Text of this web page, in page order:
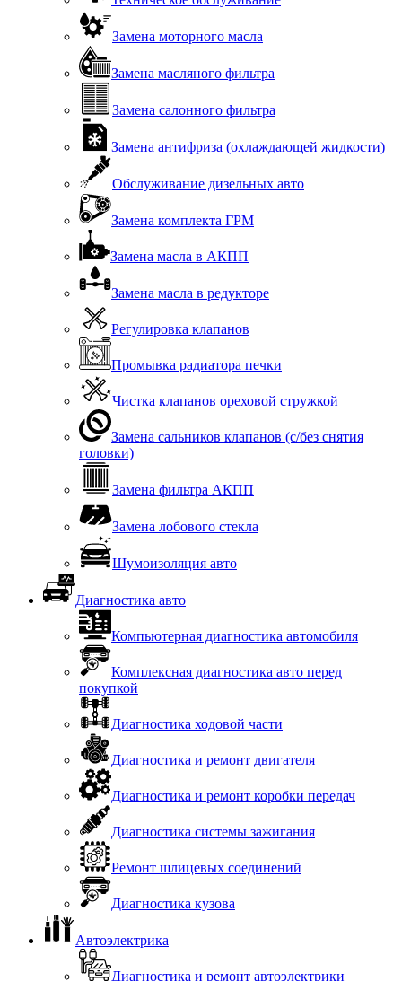
Замена моторного масла
Замена масляного фильтра
Замена салонного фильтра
Замена антифриза (охлаждающей жидкости)
Обслуживание дизельных авто
Замена комплекта ГРМ
Замена масла в АКПП
Замена масла в редукторе
Регулировка клапанов
Промывка радиатора печки
Чистка клапанов ореховой стружкой
Замена сальников клапанов (с/без снятия
головки)
Замена фильтра АКПП
Замена лобового стекла
Шумоизоляция авто
Диагностика авто
Компьютерная диагностика автомобиля
Комплексная диагностика авто перед
покупкой
Диагностика ходовой части
Диагностика и ремонт двигателя
Диагностика и ремонт коробки передач
Диагностика системы зажигания
Ремонт шлицевых соединений
Диагностика кузова
Автоэлектрика
Диагностика и ремонт автоэлектрики